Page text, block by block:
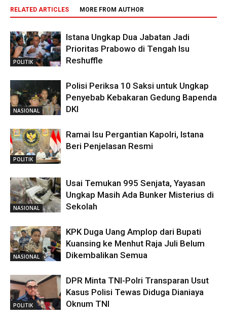
RELATED ARTICLES MORE FROM AUTHOR
POLITIK
Istana Ungkap Dua Jabatan Jadi
Prioritas Prabowo di Tengah Isu
Reshuffle
NASIONAL
Polisi Periksa 10 Saksi untuk Ungkap
Penyebab Kebakaran Gedung Bapenda
DKI
POLITIK
Ramai Isu Pergantian Kapolri, Istana
Beri Penjelasan Resmi
NASIONAL
Usai Temukan 995 Senjata, Yayasan
Ungkap Masih Ada Bunker Misterius di
Sekolah
NASIONAL
KPK Duga Uang Amplop dari Bupati
Kuansing ke Menhut Raja Juli Belum
Dikembalikan Semua
POLITIK
DPR Minta TNI-Polri Transparan Usut
Kasus Polisi Tewas Diduga Dianiaya
Oknum TNI